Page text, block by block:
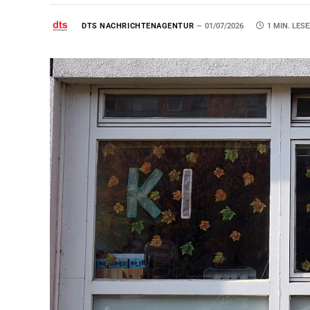
DTS NACHRICHTENAGENTUR 01/07/2026 1 MIN.